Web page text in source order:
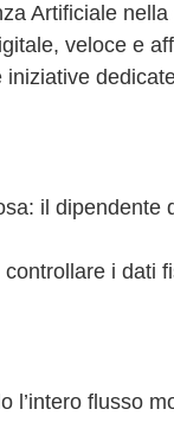
Artificiale
veloce e
iniziative
il
i dati
l’intero flusso